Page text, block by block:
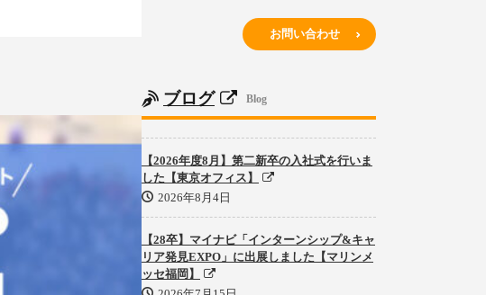
お問い合わせ
ブログ Blog
【2026年度8月】第二新卒の入社式を行いま
した【東京オフィス】
2026年8月4日
【28卒】マイナビ「インターンシップ&キャ
リア発見EXPO」に出展しました【マリンメ
ッセ福岡】